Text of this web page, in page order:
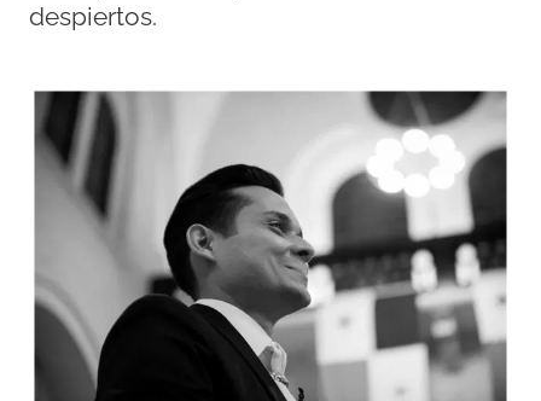
despiertos.